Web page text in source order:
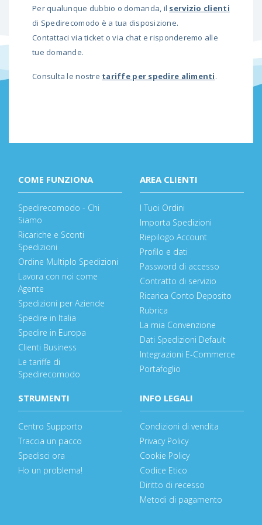
Per qualunque dubbio o domanda, il servizio clienti
di Spedirecomodo è a tua disposizione.
Contattaci via ticket o via chat e risponderemo alle
tue domande.
Consulta le nostre tariffe per spedire alimenti.
COME FUNZIONA
Spedirecomodo - Chi
Siamo
Ricariche e Sconti
Spedizioni
Ordine Multiplo Spedizioni
Lavora con noi come
Agente
Spedizioni per Aziende
Spedire in Italia
Spedire in Europa
Clienti Business
Le tariffe di
Spedirecomodo
AREA CLIENTI
I Tuoi Ordini
Importa Spedizioni
Riepilogo Account
Profilo e dati
Password di accesso
Contratto di servizio
Ricarica Conto Deposito
Rubrica
La mia Convenzione
Dati Spedizioni Default
Integrazioni E-Commerce
Portafoglio
STRUMENTI
Centro Supporto
Traccia un pacco
Spedisci ora
Ho un problema!
INFO LEGALI
Condizioni di vendita
Privacy Policy
Cookie Policy
Codice Etico
Diritto di recesso
Metodi di pagamento